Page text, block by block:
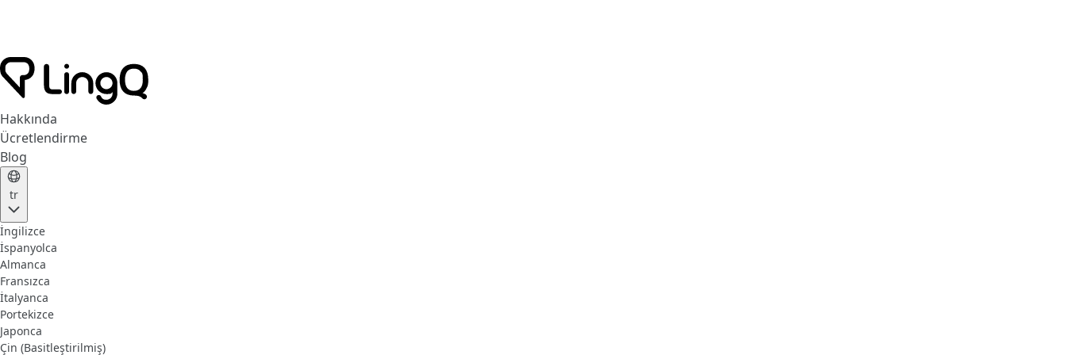
Hakkında
Ücretlendirme
Blog
tr
İngilizce
İspanyolca
Almanca
Fransızca
İtalyanca
Portekizce
Japonca
Çin (Basitleştirilmiş)